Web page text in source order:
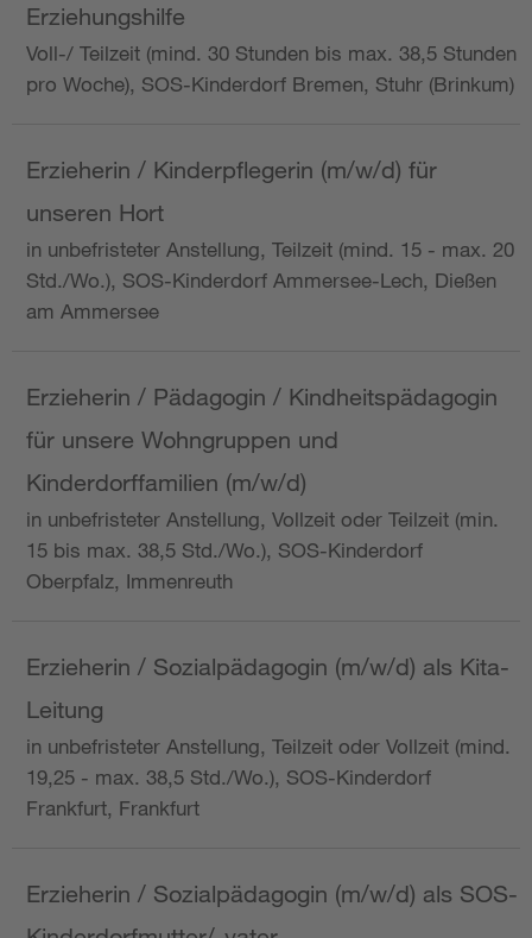
Erziehungshilfe
Voll-/ Teilzeit (mind. 30 Stunden bis max. 38,5 Stunden
pro Woche), SOS-Kinderdorf Bremen, Stuhr (Brinkum)
Erzieherin / Kinderpflegerin (m/w/d) für
unseren Hort
in unbefristeter Anstellung, Teilzeit (mind. 15 - max. 20
Std./Wo.), SOS-Kinderdorf Ammersee-Lech, Dießen
am Ammersee
Erzieherin / Pädagogin / Kindheitspädagogin
für unsere Wohngruppen und
Kinderdorffamilien (m/w/d)
in unbefristeter Anstellung, Vollzeit oder Teilzeit (min.
15 bis max. 38,5 Std./Wo.), SOS-Kinderdorf
Oberpfalz, Immenreuth
Erzieherin / Sozialpädagogin (m/w/d) als Kita-
Leitung
in unbefristeter Anstellung, Teilzeit oder Vollzeit (mind.
19,25 - max. 38,5 Std./Wo.), SOS-Kinderdorf
Frankfurt, Frankfurt
Erzieherin / Sozialpädagogin (m/w/d) als SOS-